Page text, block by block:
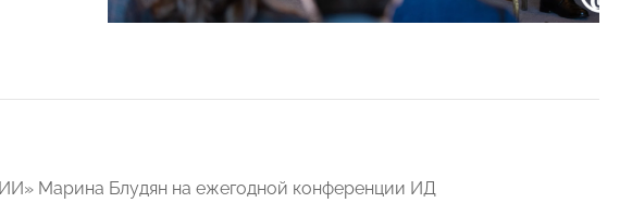
Марина Блудян на ежегодной конференции ИД